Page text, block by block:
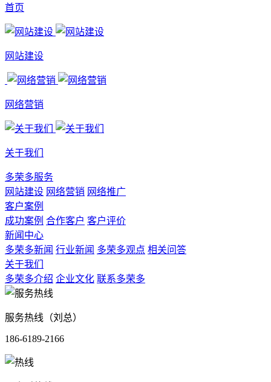
首页
网站建设
网络营销
关于我们
多荣多服务
网站建设 网络营销 网络推广
客户案例
成功案例 合作客户 客户评价
新闻中心
多荣多新闻 行业新闻 多荣多观点 相关问答
关于我们
多荣多介绍 企业文化 联系多荣多
服务热线（刘总）
186-6189-2166